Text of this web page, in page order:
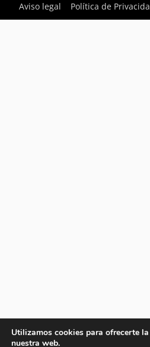
Aviso legal
Política de
Utilizamos cookies para ofrecerte
nuestra web.